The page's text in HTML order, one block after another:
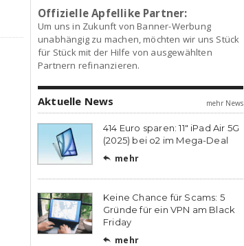
Offizielle Apfellike Partner:
Um uns in Zukunft von Banner-Werbung
unabhängig zu machen, möchten wir uns Stück
für Stück mit der Hilfe von ausgewählten
Partnern refinanzieren.
Aktuelle News mehr News
414 Euro sparen: 11″ iPad Air 5G
(2025) bei o2 im Mega-Deal
 mehr
Keine Chance für Scams: 5
Gründe für ein VPN am Black
Friday
 mehr